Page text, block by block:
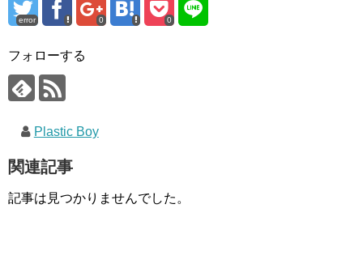
error 0 0
フォローする
Plastic Boy
関連記事
記事は見つかりませんでした。